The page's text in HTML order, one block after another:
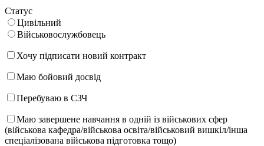
Статус
Цивільний
Військовослужбовець
Хочу підписати новий контракт
Маю бойовий досвід
Перебуваю в СЗЧ
Маю завершене навчання в одній із військових сфер
(військова кафедра/військова освіта/військовий вишкіл/інша
спеціалізована військова підготовка тощо)